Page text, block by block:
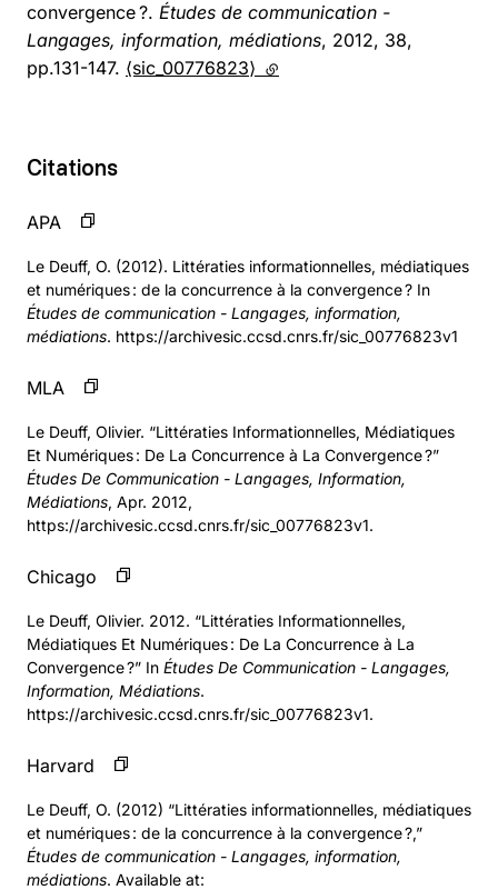
convergence ?. Études de communication -
Langages, information, médiations, 2012, 38,
pp.131-147. ⟨sic_00776823⟩ (lien externe)
Citations
APA
Le Deuff, O. (2012). Littératies informationnelles, médiatiques
et numériques : de la concurrence à la convergence ? In
Études de communication - Langages, information,
médiations. https://archivesic.ccsd.cnrs.fr/sic_00776823v1
MLA
Le Deuff, Olivier. “Littératies Informationnelles, Médiatiques
Et Numériques : De La Concurrence à La Convergence ?”
Études De Communication - Langages, Information,
Médiations, Apr. 2012,
https://archivesic.ccsd.cnrs.fr/sic_00776823v1.
Chicago
Le Deuff, Olivier. 2012. “Littératies Informationnelles,
Médiatiques Et Numériques : De La Concurrence à La
Convergence ?” In Études De Communication - Langages,
Information, Médiations.
https://archivesic.ccsd.cnrs.fr/sic_00776823v1.
Harvard
Le Deuff, O. (2012) “Littératies informationnelles, médiatiques
et numériques : de la concurrence à la convergence ?,”
Études de communication - Langages, information,
médiations. Available at: